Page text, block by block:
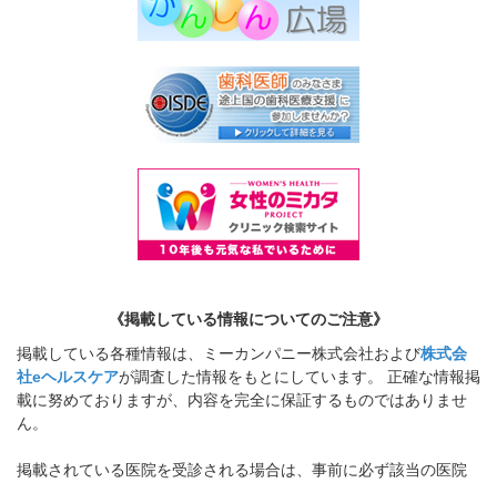
《掲載している情報についてのご注意》
掲載している各種情報は、ミーカンパニー株式会社および株式会
社eヘルスケアが調査した情報をもとにしています。 正確な情報掲
載に努めておりますが、内容を完全に保証するものではありませ
ん。
掲載されている医院を受診される場合は、事前に必ず該当の医院